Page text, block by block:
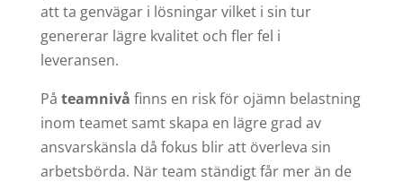
att ta genvägar i lösningar vilket i sin tur
genererar lägre kvalitet och fler fel i
leveransen.
På teamnivå finns en risk för ojämn belastning
inom teamet samt skapa en lägre grad av
ansvarskänsla då fokus blir att överleva sin
arbetsbörda. När team ständigt får mer än de